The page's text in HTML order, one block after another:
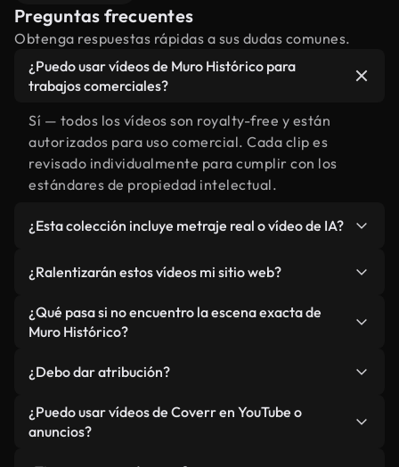
Preguntas frecuentes
Obtenga respuestas rápidas a sus dudas comunes.
¿Puedo usar vídeos de Muro Histórico para
trabajos comerciales?
Sí — todos los vídeos son royalty-free y están
autorizados para uso comercial. Cada clip es
revisado individualmente para cumplir con los
estándares de propiedad intelectual.
¿Esta colección incluye metraje real o vídeo de IA?
relacionado con Muro Histórico y vídeos
generados por IA. Todo está claramente
etiquetado.
¿Ralentizarán estos vídeos mi sitio web?
No si selecciona nuestras versiones optimizadas
para web, diseñadas específicamente para uso de
métricas como LCP.
¿Qué pasa si no encuentro la escena exacta de
Muro Histórico?
Studio. Describe la escena, como "Muro Histórico
al atardecer", y la IA la generará en segundos
conforme a nuestros estándares.
¿Debo dar atribución?
No es necesario. Todos los vídeos en nuestra
biblioteca son royalty-free, aunque siempre se
¿Puedo usar vídeos de Coverr en YouTube o
anuncios?